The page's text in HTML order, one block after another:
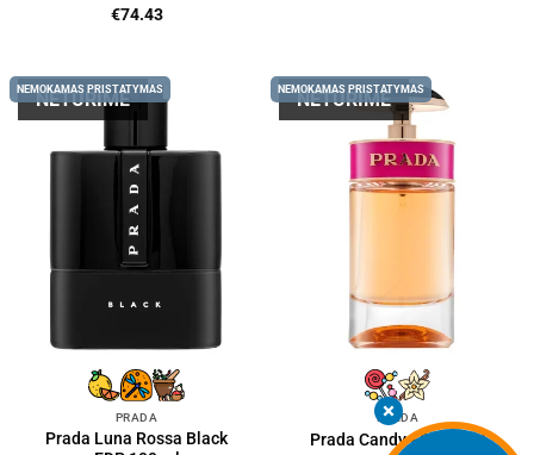
€74.43
NEMOKAMAS PRISTATYMAS
NETURIME
PRADA
Prada Luna Rossa Black
NEMOKAMAS PRISTATYMAS
NETURIME
PRADA
Prada Candy EDP 50 ml